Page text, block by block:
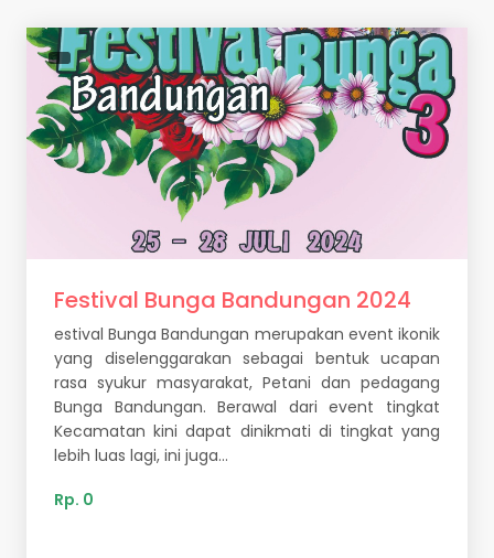
Festival Bunga Bandungan 2024
estival Bunga Bandungan merupakan event ikonik
yang diselenggarakan sebagai bentuk ucapan
rasa syukur masyarakat, Petani dan pedagang
Bunga Bandungan. Berawal dari event tingkat
Kecamatan kini dapat dinikmati di tingkat yang
lebih luas lagi, ini juga...
Rp. 0